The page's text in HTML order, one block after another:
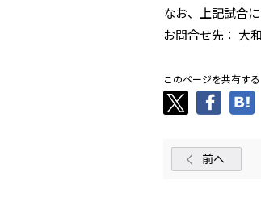
なお、上記試合
お問合せ先： 大
このページを共有する
前へ